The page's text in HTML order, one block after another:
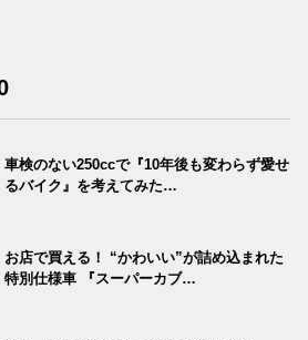
車検のない250ccで『10年後も変わらず愛せ
るバイク』を考えてみた…
お店で買える！ “かわいい”が詰め込まれた
特別仕様車 『スーパーカブ…